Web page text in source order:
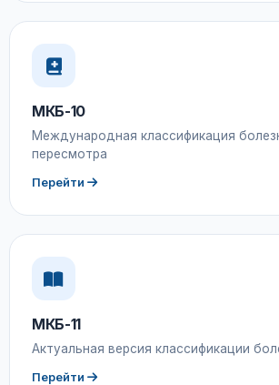
МКБ-10
Международная классификация
пересмотра
Перейти
МКБ-11
Актуальная версия классификации
Перейти